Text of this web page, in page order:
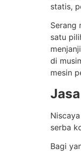
statis,
Serang
satu
di
mesin
serba
Bagi